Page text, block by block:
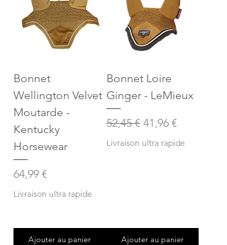
Bonnet
Wellington Velvet
Moutarde -
Kentucky
Horsewear
Prix
64,99 €
Livraison ultra rapide
Ajouter au panier
Bonnet Loire
Ginger - LeMieux
Prix original
52,45 € Prix promotionnel
41,96 €
Livraison ultra rapide
Ajouter au panier